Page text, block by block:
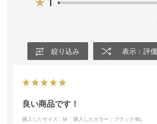
絞り込み 表示：評
良い商品です！
購入したサイズ：M 購入したカラー：ブラック/BL